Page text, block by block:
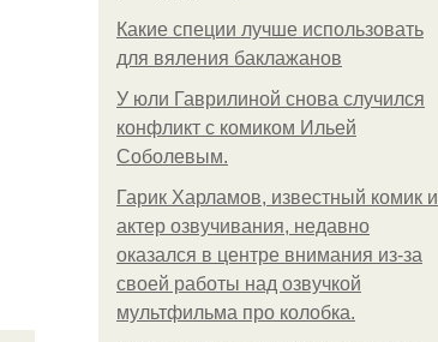
Какие специи лучше использовать
для вяления баклажанов
У юли Гаврилиной снова случился
конфликт с комиком Ильей
Соболевым.
Гарик Харламов, известный комик и
актер озвучивания, недавно
оказался в центре внимания из-за
своей работы над озвучкой
мультфильма про колобка.